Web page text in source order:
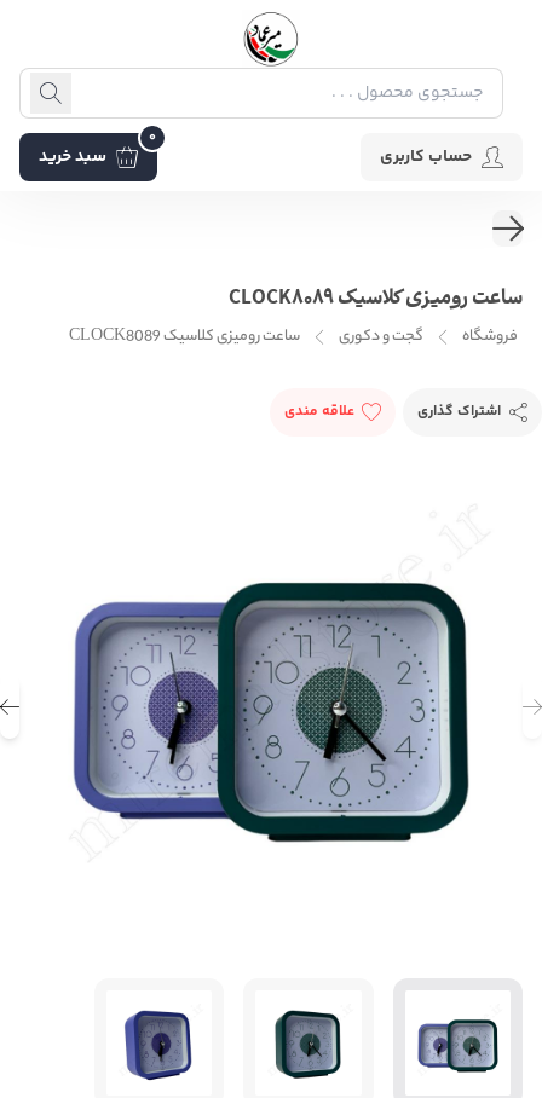
حساب کاربری سبد خرید
0
ساعت رومیزی کلاسیک CLOCK8089
فروشگاه گجت و دکوری ساعت رومیزی کلاسیک CLOCK8089
اشتراک گذاری علاقه مندی